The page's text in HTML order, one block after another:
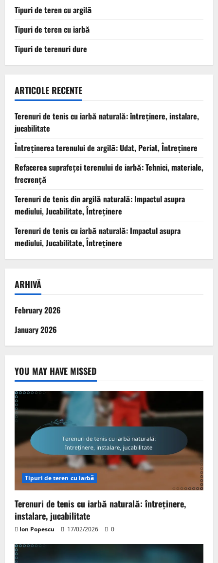
Tipuri de teren cu argilă
Tipuri de teren cu iarbă
Tipuri de terenuri dure
ARTICOLE RECENTE
Terenuri de tenis cu iarbă naturală: întreținere, instalare,
jucabilitate
Întreținerea terenului de argilă: Udat, Periat, Întreținere
Refacerea suprafeței terenului de iarbă: Tehnici, materiale,
frecvență
Terenuri de tenis din argilă naturală: Impactul asupra
mediului, Jucabilitate, Întreținere
Terenuri de tenis cu iarbă naturală: Impactul asupra
mediului, Jucabilitate, Întreținere
ARHIVĂ
February 2026
January 2026
YOU MAY HAVE MISSED
Tipuri de teren cu iarbă
Terenuri de tenis cu iarbă naturală: întreținere,
instalare, jucabilitate
Ion Popescu 17/02/2026 0